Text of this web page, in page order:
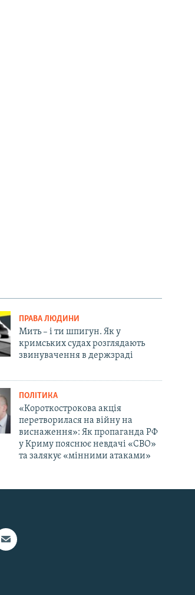
ПРАВА ЛЮДИНИ
Мить – і ти шпигун. Як у
кримських судах розглядають
звинувачення в держзраді
ПОЛІТИКА
«Короткострокова акція
перетворилася на війну на
виснаження»: Як пропаганда РФ
у Криму пояснює невдачі «СВО»
та залякує «мінними атаками»